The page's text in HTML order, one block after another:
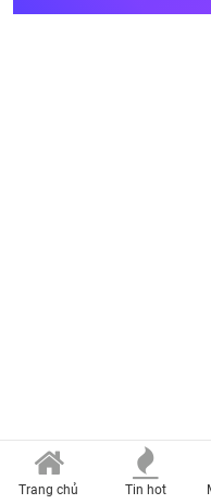
Trang chủ Tin hot